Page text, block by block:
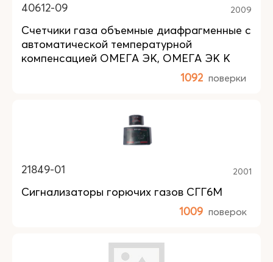
40612-09 2009
Счетчики газа объемные диафрагменные с
автоматической температурной
компенсацией ОМЕГА ЭК, ОМЕГА ЭК К
1092 поверки
21849-01 2001
Сигнализаторы горючих газов СГГ6М
1009 поверок